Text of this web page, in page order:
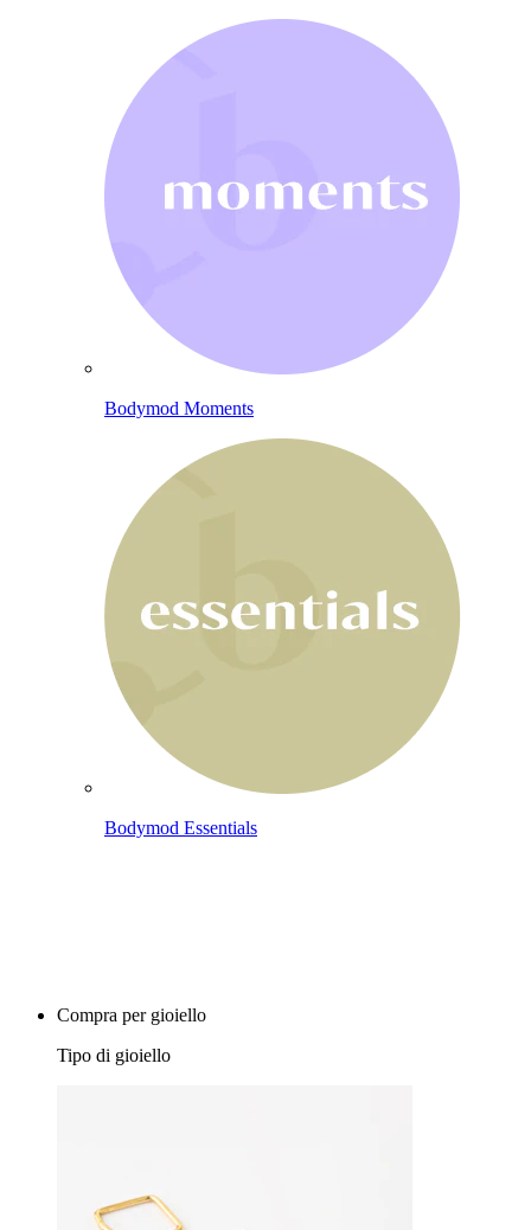
Bodymod Moments
Bodymod Essentials
Compra per gioiello
Tipo di gioiello